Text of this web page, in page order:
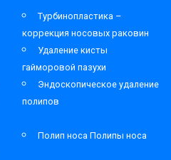
Турбинопластика –
коррекция носовых раковин
Удаление кисты
гайморовой пазухи
Эндоскопическое удаление
полипов
Полип носа Полипы носа